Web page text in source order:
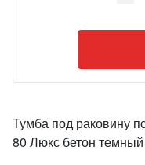
Тумба под раковину
80 Люкс бетон